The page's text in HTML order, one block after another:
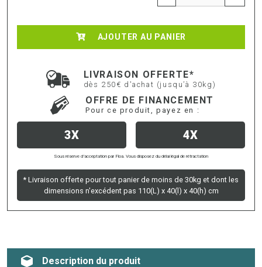
AJOUTER AU PANIER
LIVRAISON OFFERTE*
dès 250€ d'achat (jusqu’à 30kg)
OFFRE DE FINANCEMENT
Pour ce produit, payez en :
3X 4X
Sous réserve d’acceptation par Floa. Vous disposez du délai légal de rétractation
* Livraison offerte pour tout panier de moins de 30kg et dont les
dimensions n'excédent pas 110(L) x 40(l) x 40(h) cm
Description du produit